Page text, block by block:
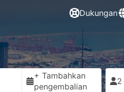
Dukungan
+ Tambahkan
pengembalian
2